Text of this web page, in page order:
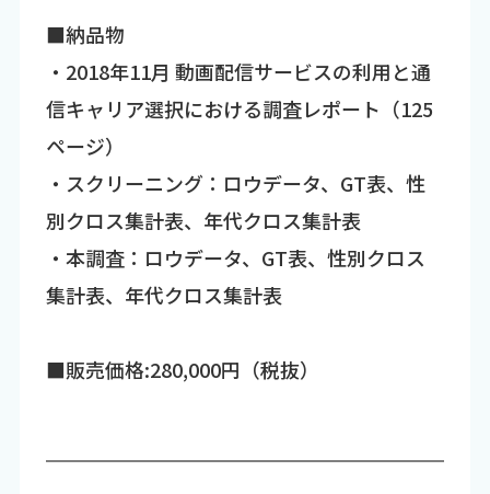
■納品物
・2018年11月 動画配信サービスの利用と通
信キャリア選択における調査レポート（125
ページ）
・スクリーニング：ロウデータ、GT表、性
別クロス集計表、年代クロス集計表
・本調査：ロウデータ、GT表、性別クロス
集計表、年代クロス集計表
■販売価格:280,000円（税抜）